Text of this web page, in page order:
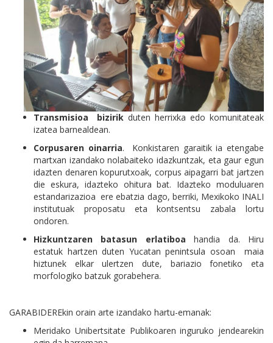
Transmisioa bizirik duten herrixka edo komunitateak
izatea barnealdean.
Corpusaren oinarria. Konkistaren garaitik ia etengabe
martxan izandako nolabaiteko idazkuntzak, eta gaur egun
idazten denaren kopurutxoak, corpus aipagarri bat jartzen
die eskura, idazteko ohitura bat. Idazteko moduluaren
estandarizazioa ere ebatzia dago, berriki, Mexikoko INALI
institutuak proposatu eta kontsentsu zabala lortu
ondoren.
Hizkuntzaren batasun erlatiboahandia da. Hiru
estatuk hartzen duten Yucatan penintsula osoan maia
hiztunek elkar ulertzen dute, bariazio fonetiko eta
morfologiko batzuk gorabehera.
GARABIDEREkin orain arte izandako hartu-emanak:
Meridako Unibertsitate Publikoaren inguruko jendearekin